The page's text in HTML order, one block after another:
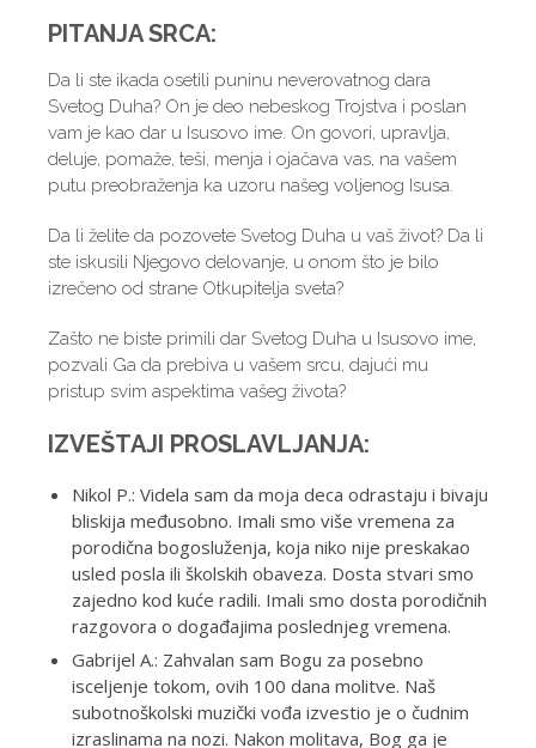
PITANJA SRCA:
Da li ste ikada osetili puninu neverovatnog dara
Svetog Duha? On je deo nebeskog Trojstva i poslan
vam je kao dar u Isusovo ime. On govori, upravlja,
deluje, pomaže, teši, menja i ojačava vas, na vašem
putu preobraženja ka uzoru našeg voljenog Isusa.
Da li želite da pozovete Svetog Duha u vaš život? Da li
ste iskusili Njegovo delovanje, u onom što je bilo
izrečeno od strane Otkupitelja sveta?
Zašto ne biste primili dar Svetog Duha u Isusovo ime,
pozvali Ga da prebiva u vašem srcu, dajući mu
pristup svim aspektima vašeg života?
IZVEŠTAJI PROSLAVLJANJA:
Nikol P.: Videla sam da moja deca odrastaju i bivaju
bliskija međusobno. Imali smo više vremena za
porodična bogosluženja, koja niko nije preskakao
usled posla ili školskih obaveza. Dosta stvari smo
zajedno kod kuće radili. Imali smo dosta porodičnih
razgovora o događajima poslednjeg vremena.
Gabrijel A.: Zahvalan sam Bogu za posebno
isceljenje tokom, ovih 100 dana molitve. Naš
subotnoškolski muzički vođa izvestio je o čudnim
izraslinama na nozi. Nakon molitava, Bog ga je